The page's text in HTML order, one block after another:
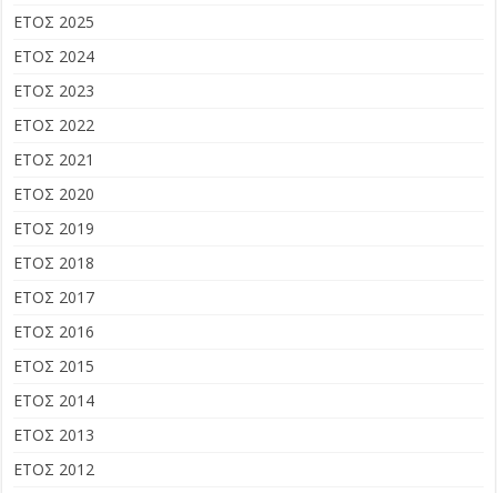
ΕΤΟΣ 2025
ΕΤΟΣ 2024
ΕΤΟΣ 2023
ΕΤΟΣ 2022
ΕΤΟΣ 2021
ΕΤΟΣ 2020
ΕΤΟΣ 2019
ΕΤΟΣ 2018
ΕΤΟΣ 2017
ΕΤΟΣ 2016
ΕΤΟΣ 2015
ΕΤΟΣ 2014
ΕΤΟΣ 2013
ΕΤΟΣ 2012